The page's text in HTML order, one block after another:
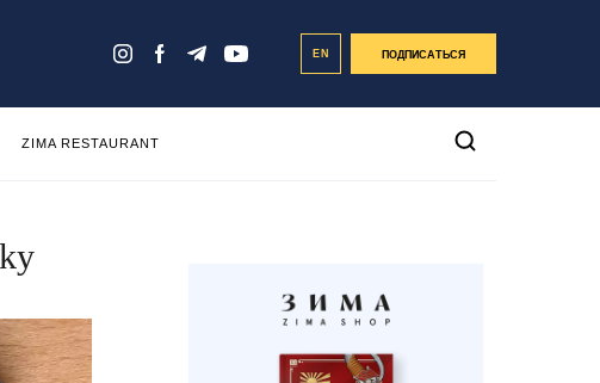
EN ПОДПИСАТЬСЯ
ZIMA RESTAURANT